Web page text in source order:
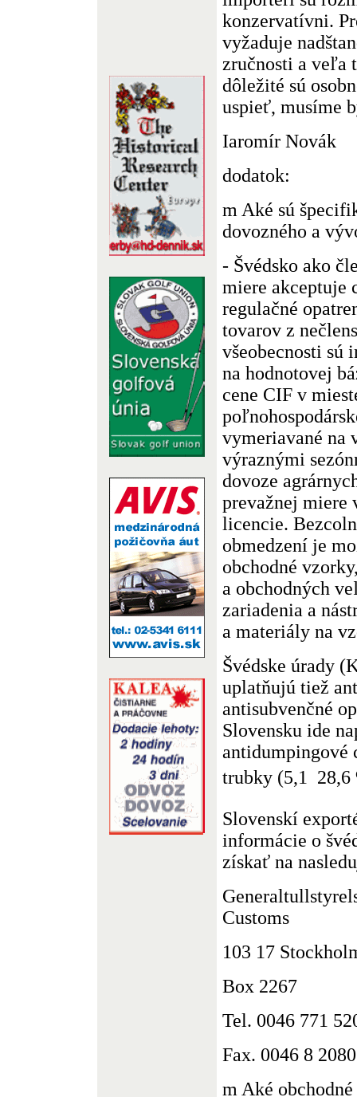
konzervatívni.
vyžaduje
zručnosti a veľa
dôležité sú
uspieť, musíme
Iaromír Novák
dodatok:
m Aké sú
dovozného a
- Švédsko ako
miere akceptuje
regulačné
tovarov z
všeobecnosti sú
na hodnotovej
cene CIF v
vymeriavané na
výraznými
dovoze
prevažnej miere
licencie.
obmedzení je
obchodné
a obchodných
zariadenia a
a materiály na
Švédske úrady
uplatňujú tiež
antisubvenčné
Slovensku ide
antidumpingové
trubky (5,1  28,6
Slovenskí
informácie o
získať na
Customs
103 17
Box 2267
Tel. 0046 771
Fax. 0046 8
m Aké